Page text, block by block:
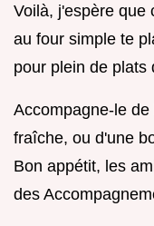
Voilà, j'espère que
au four simple te
pour plein de plats
Accompagne-le
fraîche, ou d'une
Bon appétit, les
des